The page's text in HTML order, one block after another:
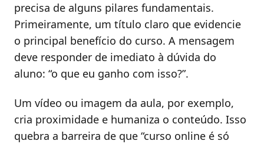
precisa de alguns pilares fundamentais.
Primeiramente, um título claro que evidencie
o principal benefício do curso. A mensagem
deve responder de imediato à dúvida do
aluno: “o que eu ganho com isso?”.
Um vídeo ou imagem da aula, por exemplo,
cria proximidade e humaniza o conteúdo. Isso
quebra a barreira de que “curso online é só